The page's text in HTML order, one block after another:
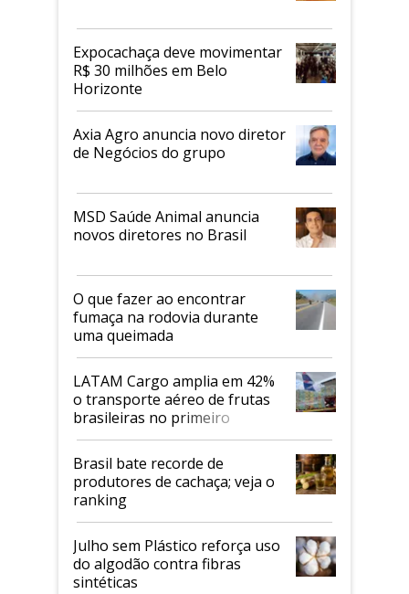
Expocachaça deve movimentar
R$ 30 milhões em Belo
Horizonte
Axia Agro anuncia novo diretor
de Negócios do grupo
MSD Saúde Animal anuncia
novos diretores no Brasil
O que fazer ao encontrar
fumaça na rodovia durante
uma queimada
LATAM Cargo amplia em 42%
o transporte aéreo de frutas
brasileiras no primeiro
semestre
Brasil bate recorde de
produtores de cachaça; veja o
ranking
Julho sem Plástico reforça uso
do algodão contra fibras
sintéticas